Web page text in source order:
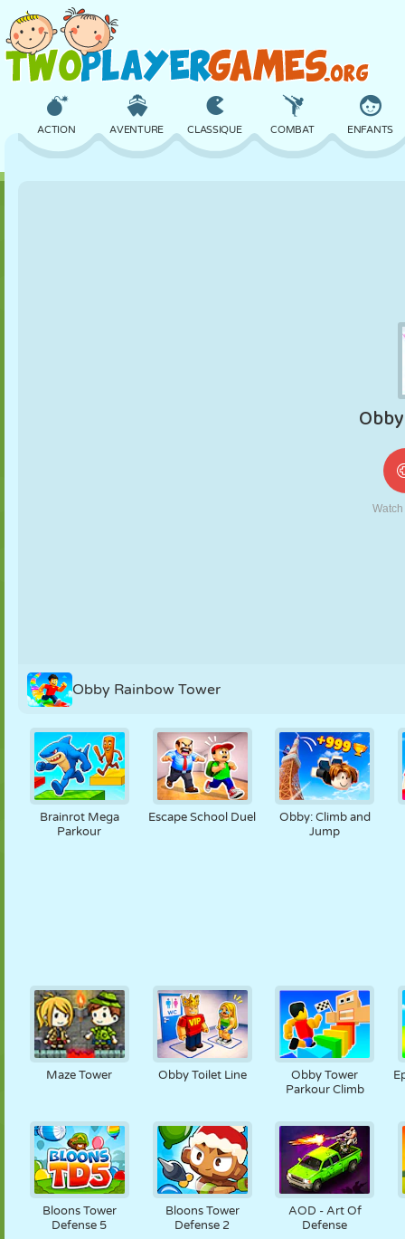
ACTION AVENTURE CLASSIQUE COMBAT ENFANTS
ROBOT
Obby Rainbow Tower
Brainrot Mega
Parkour
Escape School Duel
Obby: Climb and
Jump
Maze Tower Obby Toilet Line
Obby Tower
Parkour Climb
Bloons Tower
Defense 5
Bloons Tower
Defense 2
AOD - Art Of
Defense